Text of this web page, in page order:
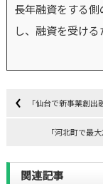
長年融資をする
し、融資を受ける
「仙台で新事業創
「河北町で最
関連記事